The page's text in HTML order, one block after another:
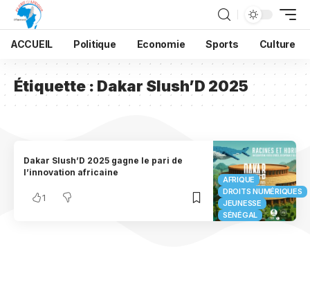
ACCUEIL Politique Economie Sports Culture
Étiquette : Dakar Slush’D 2025
AFRIQUE
DROITS NUMÉRIQUES
JEUNESSE
SÉNÉGAL
Dakar Slush’D 2025 gagne le pari de
l’innovation africaine
1